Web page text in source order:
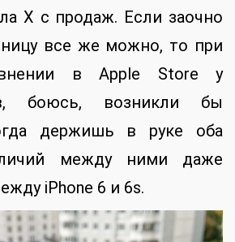
X с продаж. Если заочно
все же можно, то при
в Apple Store у
боюсь, возникли бы
держишь в руке оба
между ними даже
iPhone 6 и 6s.